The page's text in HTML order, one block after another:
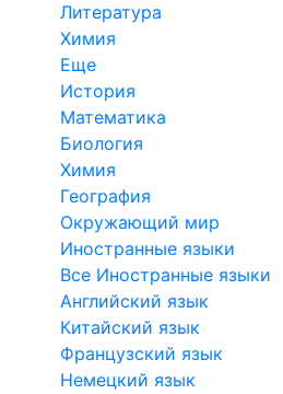
Литература
Химия
Еще
История
Математика
Биология
Химия
География
Окружающий мир
Иностранные языки
Все Иностранные языки
Английский язык
Китайский язык
Французский язык
Немецкий язык